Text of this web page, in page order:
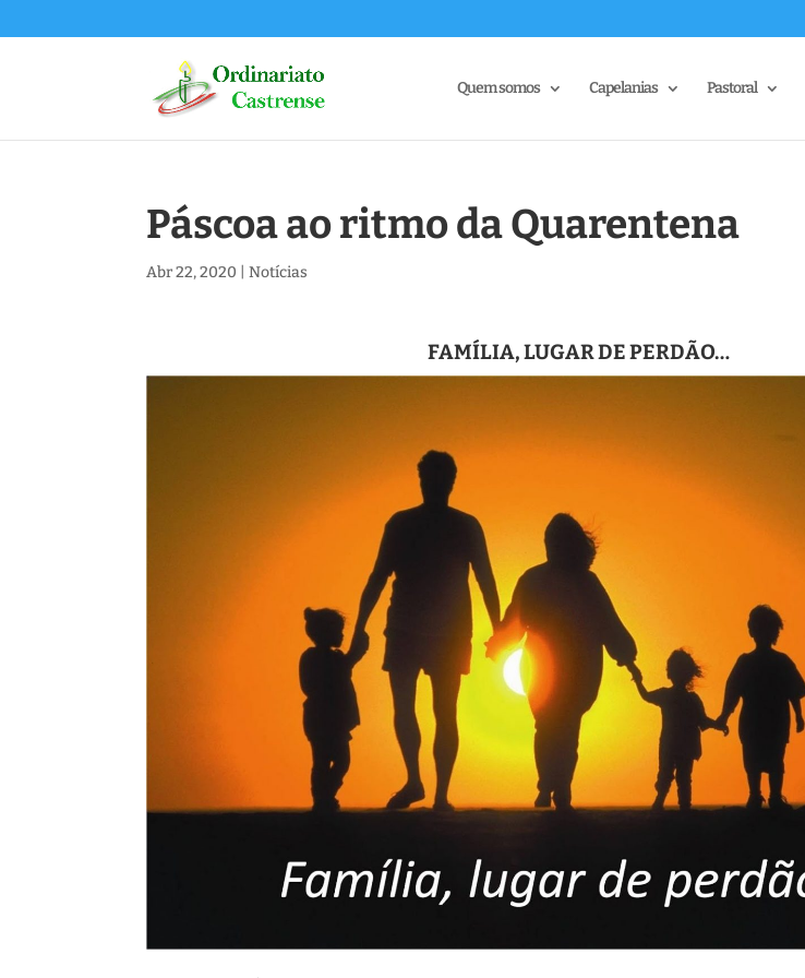
Quem somos Capelanias Pastoral
Páscoa ao ritmo da Quarentena
Abr 22, 2020 |Notícias
FAMÍLIA, LUGAR DE PERDÃO…